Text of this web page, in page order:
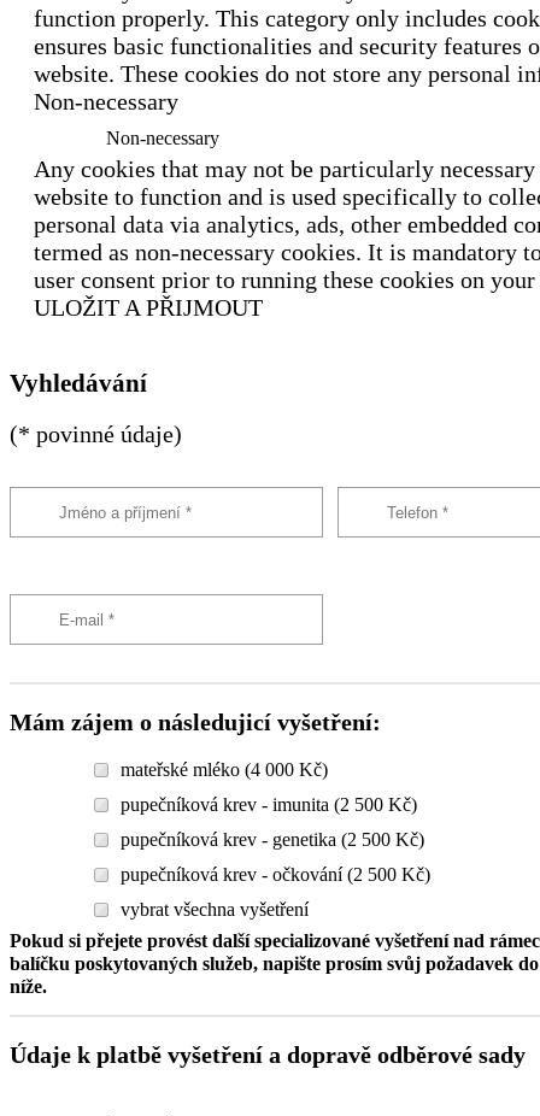
function properly. This category only includes
ensures basic functionalities and security features
website. These cookies do not store any personal
Non-necessary
Non-necessary
Any cookies that may not be particularly
website to function and is used specifically to
personal data via analytics, ads, other embedded
termed as non-necessary cookies. It is mandatory
user consent prior to running these cookies on
ULOŽIT A PŘIJMOUT
Vyhledávání
(* povinné údaje)
Mám zájem o následujicí vyšetření:
mateřské mléko (4 000 Kč)
pupečníková krev - imunita (2 500 Kč)
pupečníková krev - genetika (2 500 Kč)
pupečníková krev - očkování (2 500 Kč)
vybrat všechna vyšetření
Pokud si přejete provést další specializované vyšetření nad
balíčku poskytovaných služeb, napište prosím svůj požadavek
níže.
Údaje k platbě vyšetření a dopravě odběrové sady